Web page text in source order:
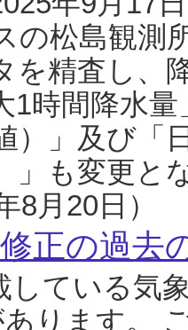
の松島観測
を精査し、
1時間降水
）」及び「
」も変更と
8月20日）
正の過去
ている気
ります。